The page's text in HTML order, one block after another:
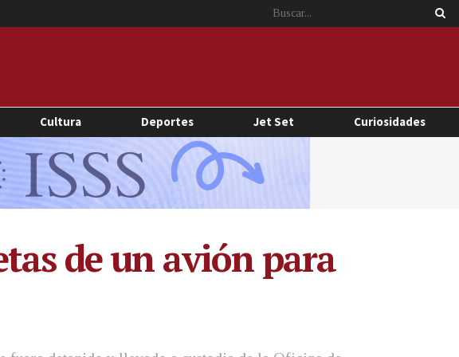
Cultura Deportes Jet Set Curiosidades
de un avión para